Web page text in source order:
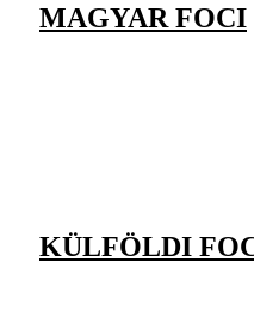
MAGYAR FOCI
KÜLFÖLDI